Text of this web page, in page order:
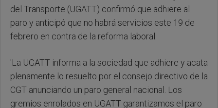
del Transporte (UGATT) confirmó que adhiere al
paro y anticipó que no habrá servicios este 19 de
febrero en contra de la reforma laboral.
'La UGATT informa a la sociedad que adhiere y acata
plenamente lo resuelto por el consejo directivo de la
CGT anunciando un paro general nacional. Los
gremios enrolados en UGATT garantizamos el paro